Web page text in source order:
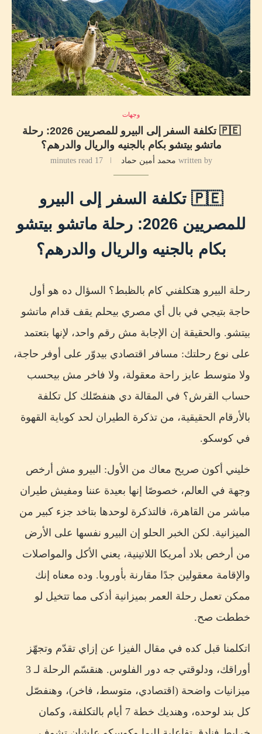
وجهات
🇵🇪 تكلفة السفر إلى البيرو للمصريين 2026: رحلة
ماتشو بيتشو بكام بالجنيه والريال والدرهم؟
written by محمد أمين حماد 17 minutes read
🇵🇪 تكلفة السفر إلى البيرو
للمصريين 2026: رحلة ماتشو بيتشو
بكام بالجنيه والريال والدرهم؟
رحلة البيرو هتكلفني كام بالظبط؟ السؤال ده هو أول
حاجة بتيجي في بال أي مصري بيحلم يقف قدام ماتشو
بيتشو. والحقيقة إن الإجابة مش رقم واحد، لإنها بتعتمد
على نوع رحلتك: مسافر اقتصادي بيدوّر على أوفر حاجة،
ولا متوسط عايز راحة معقولة، ولا فاخر مش بيحسب
حساب القرش؟ في المقالة دي هنفصّلك كل تكلفة
بالأرقام الحقيقية، من تذكرة الطيران لحد كوباية القهوة
في كوسكو.
خليني أكون صريح معاك من الأول: البيرو مش أرخص
وجهة في العالم، خصوصًا إنها بعيدة عننا ومفيش طيران
مباشر من القاهرة، فالتذكرة لوحدها بتاخد جزء كبير من
الميزانية. لكن الخبر الحلو إن البيرو نفسها على الأرض
من أرخص بلاد أمريكا اللاتينية، يعني الأكل والمواصلات
والإقامة معقولين جدًا مقارنة بأوروبا. وده معناه إنك
ممكن تعمل رحلة العمر بميزانية أذكى مما تتخيل لو
خططت صح.
اتكلمنا قبل كده في مقال الفيزا عن إزاي تقدّم وتجهّز
أوراقك، ودلوقتي جه دور الفلوس. هنقسّم الرحلة لـ 3
ميزانيات واضحة (اقتصادي، متوسط، فاخر)، وهنفصّل
كل بند لوحده، وهنديك خطة 7 أيام بالتكلفة، وكمان